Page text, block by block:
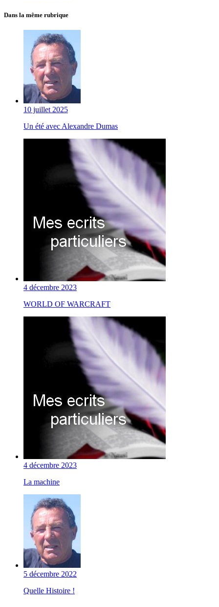
Dans la même rubrique
10 juillet 2025
Un été avec Alexandre Dumas
4 décembre 2023
WORLD OF WARCRAFT
4 décembre 2023
La machine
5 décembre 2022
Quelle Histoire !